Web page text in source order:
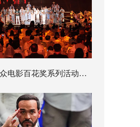
第38届大众电影百花奖系列活动开幕